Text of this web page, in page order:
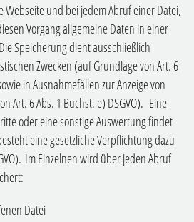
Webseite und bei jedem Abruf einer Datei,
Vorgang allgemeine Daten in einer
Speicherung dient ausschließlich
Zwecken (auf Grundlage von Art. 6
in Ausnahmefällen zur Anzeige von
Art. 6 Abs. 1 Buchst. e) DSGVO). Eine
oder eine sonstige Auswertung findet
eine gesetzliche Verpflichtung dazu
Im Einzelnen wird über jeden Abruf
Datei